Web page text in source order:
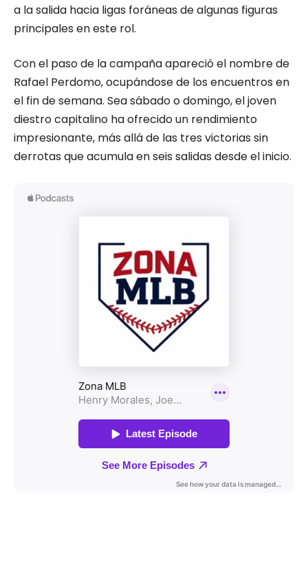
a la salida hacia ligas foráneas de algunas figuras
principales en este rol.
Con el paso de la campaña apareció el nombre de
Rafael Perdomo, ocupándose de los encuentros en
el fin de semana. Sea sábado o domingo, el joven
diestro capitalino ha ofrecido un rendimiento
impresionante, más allá de las tres victorias sin
derrotas que acumula en seis salidas desde el inicio.